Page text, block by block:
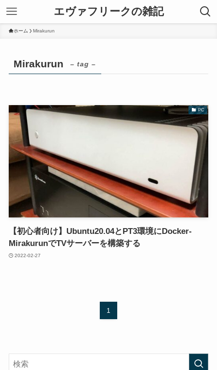
エヴァフリークの雑記
ホーム Mirakurun
Mirakurun – tag –
PC
【初心者向け】Ubuntu20.04とPT3環境にDocker-
MirakurunでTVサーバーを構築する
2022-02-27
1